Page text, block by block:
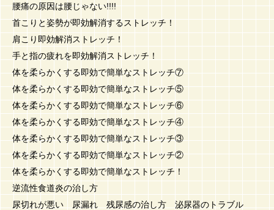
腰痛の原因は腰じゃない!!!!
首こりと姿勢が即効解消するストレッチ！
肩こり即効解消ストレッチ！
手と指の疲れを即効解消ストレッチ！
体を柔らかくする即効で簡単なストレッチ⑦
体を柔らかくする即効で簡単なストレッチ⑤
体を柔らかくする即効で簡単なストレッチ⑥
体を柔らかくする即効で簡単なストレッチ④
体を柔らかくする即効で簡単なストレッチ③
体を柔らかくする即効で簡単なストレッチ②
体を柔らかくする即効で簡単なストレッチ！
逆流性食道炎の治し方
尿切れが悪い 尿漏れ 残尿感の治し方 泌尿器のトラブル